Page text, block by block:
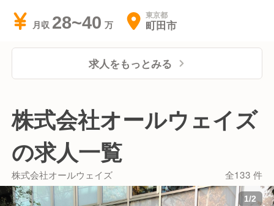
月収 28~40 東京都
町田市
求人をもっとみる
株式会社オールウェイズ
の求人一覧
株式会社オールウェイズ 全133 件
1/2